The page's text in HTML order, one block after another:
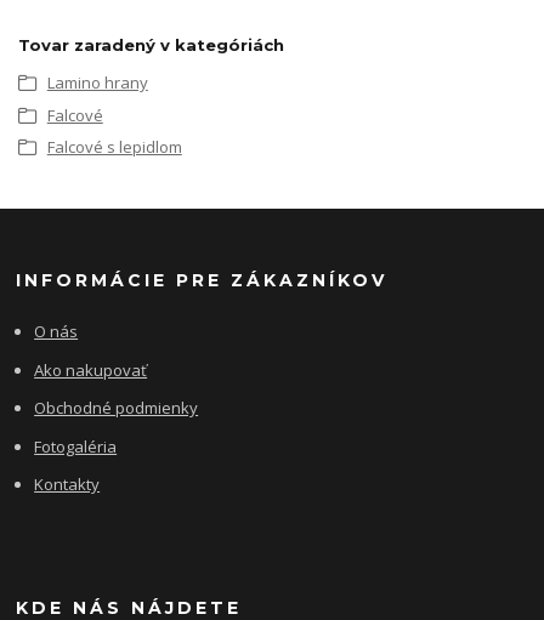
Tovar zaradený v kategóriách
Lamino hrany
Falcové
Falcové s lepidlom
INFORMÁCIE PRE ZÁKAZNÍKOV
O nás
Ako nakupovať
Obchodné podmienky
Fotogaléria
Kontakty
KDE NÁS NÁJDETE